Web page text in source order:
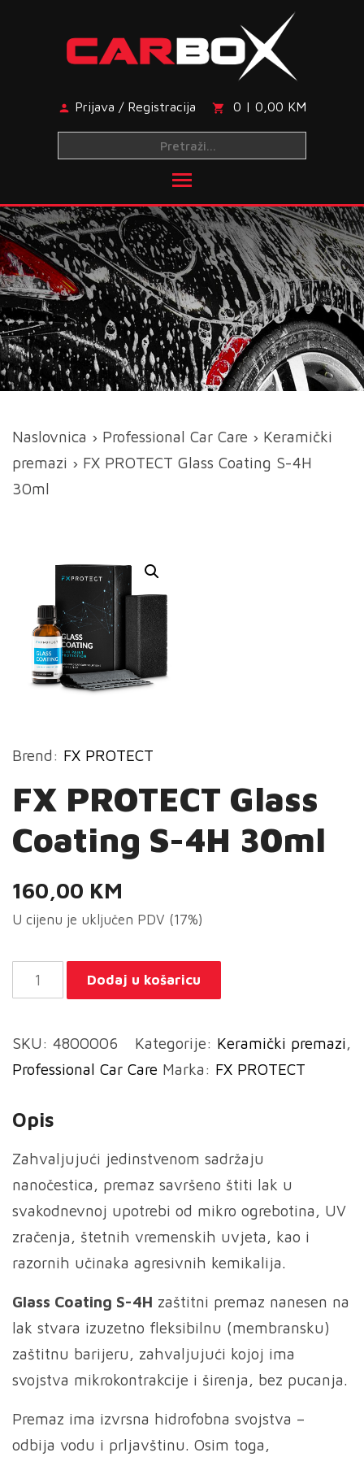
Prijava / Registracija 0 | 0,00 KM
Naslovnica › Professional Car Care › Keramički
premazi › FX PROTECT Glass Coating S-4H
30ml
Brend: FX PROTECT
FX PROTECT Glass
Coating S-4H 30ml
160,00 KM
U cijenu je uključen PDV (17%)
PROTECT
Coating
S-
30ml
količina
Dodaj u košaricu
SKU: 4800006 Kategorije: Keramički premazi,
Professional Car Care Marka: FX PROTECT
Opis
Zahvaljujući jedinstvenom sadržaju
nanočestica, premaz savršeno štiti lak u
svakodnevnoj upotrebi od mikro ogrebotina, UV
zračenja, štetnih vremenskih uvjeta, kao i
razornih učinaka agresivnih kemikalija.
Glass Coating S-4H zaštitni premaz nanesen na
lak stvara izuzetno fleksibilnu (membransku)
zaštitnu barijeru, zahvaljujući kojoj ima
svojstva mikrokontrakcije i širenja, bez pucanja.
Premaz ima izvrsna hidrofobna svojstva –
odbija vodu i prljavštinu. Osim toga,